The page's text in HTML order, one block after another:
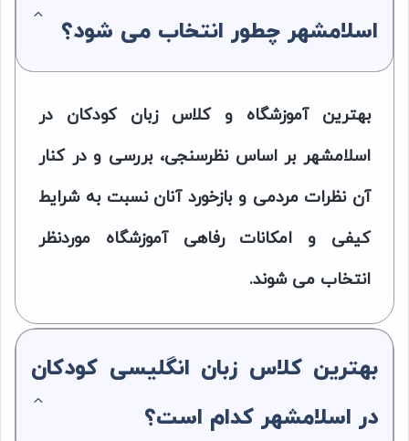
اسلامشهر چطور انتخاب می شود؟
بهترین آموزشگاه و کلاس زبان کودکان در
اسلامشهر بر اساس نظرسنجی، بررسی و در کنار
آن نظرات مردمی و بازخورد آنان نسبت به شرایط
کیفی و امکانات رفاهی آموزشگاه موردنظر
انتخاب می شوند.
بهترین کلاس زبان انگلیسی کودکان
در اسلامشهر کدام است؟